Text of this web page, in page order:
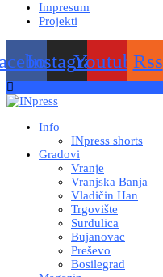
Impresum
Projekti
InstagramYoutubeRss
Info
INpress shorts
Gradovi
Vranje
Vranjska Banja
Vladičin Han
Trgovište
Surdulica
Bujanovac
Preševo
Bosilegrad